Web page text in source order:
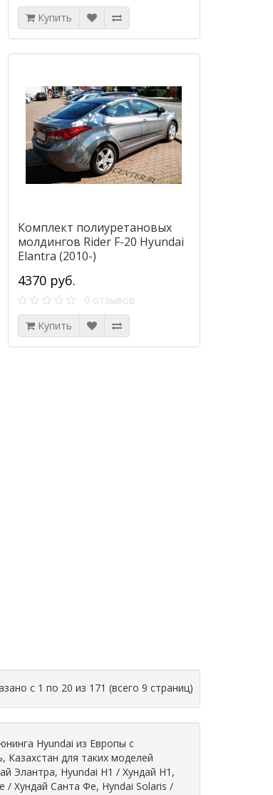
Купить
Комплект полиуретановых
молдингов Rider F-20 Hyundai
Elantra (2010-)
4370 руб.
0 отзывов
Купить
с 1 по 20 из 171 (всего 9 страниц)
Hyundai из Европы с
Казахстан для таких моделей
Элантра, Hyundai H1 / Хундай Н1,
/ Хундай Санта Фе, Hyndai Solaris /